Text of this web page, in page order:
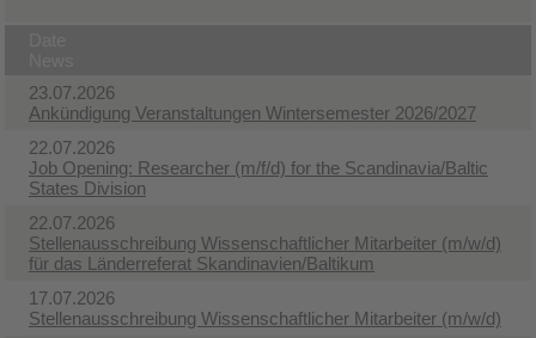
23.07.2026
Ankündigung Veranstaltungen Wintersemester 2026/2027
22.07.2026
Job Opening: Researcher (m/f/d) for the Scandinavia/Baltic
States Division
22.07.2026
Stellenausschreibung Wissenschaftlicher Mitarbeiter (m/w/d)
für das Länderreferat Skandinavien/Baltikum
17.07.2026
Stellenausschreibung Wissenschaftlicher Mitarbeiter (m/w/d)